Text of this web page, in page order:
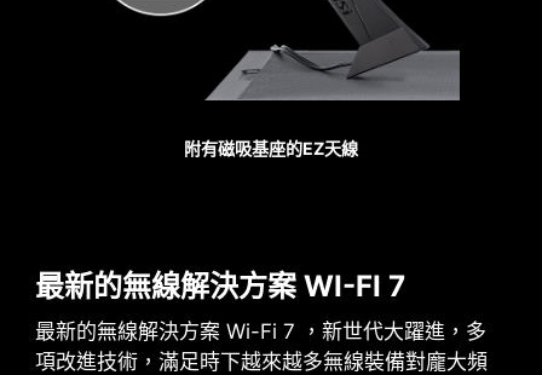
Pump Fan
附有磁吸基座的EZ天線
最新的無線解決方案 WI-FI 7
最新的無線解決方案 Wi-Fi 7 ，新世代大躍進，多
項改進技術，滿足時下越來越多無線裝備對龐大頻
強化焊接點
主機板上增加多處焊點進行
強化，以支撐沉重的顯示卡
獨家PCIE 拓源架構設計，為高階顯示卡提供更穩
好準備!! 相容機殼列表